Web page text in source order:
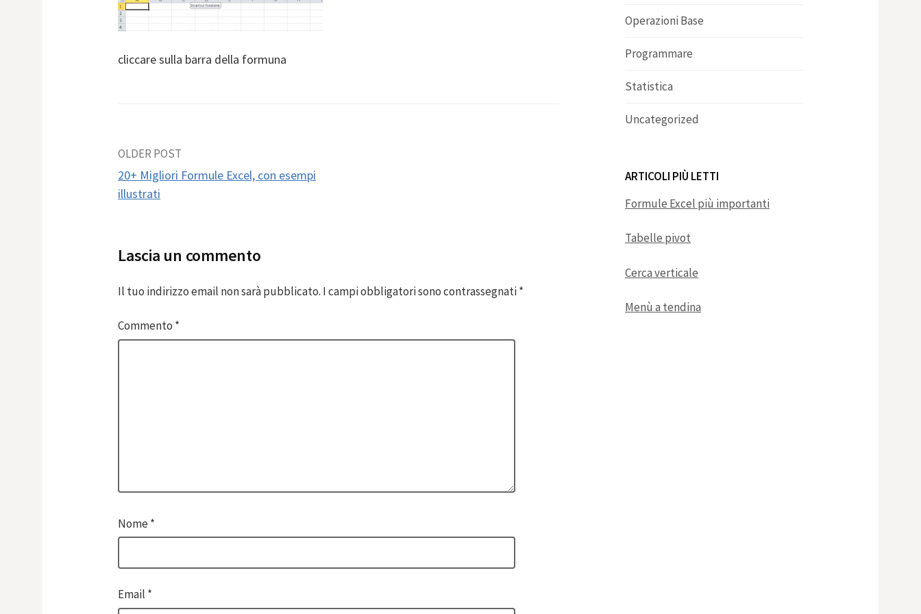
cliccare sulla barra della formuna
Post
navigation
OLDER POST
20+ Migliori Formule Excel, con esempi
illustrati
Lascia un commento
Il tuo indirizzo email non sarà pubblicato. I campi obbligatori sono contrassegnati*
Commento *
Nome*
Email *
Operazioni Base
Programmare
Statistica
Uncategorized
ARTICOLI PIÙ LETTI
Formule Excel più importanti
Tabelle pivot
Cerca verticale
Menù a tendina